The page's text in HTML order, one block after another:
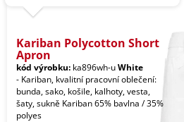
Kariban Polycotton Short
Apron
kód výrobku: ka896wh-uWhite
- Kariban, kvalitní pracovní oblečení:
bunda, sako, košile, kalhoty, vesta,
šaty, sukně Kariban 65% bavlna / 35%
polyes